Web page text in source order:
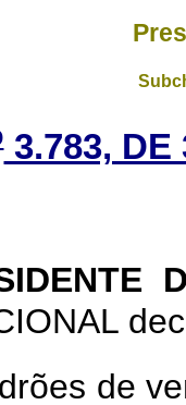
3.783, DE
de